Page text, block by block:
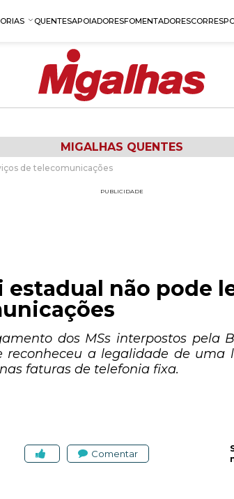
QUENTESAPOIADORESFOMENTADORES
MIGALHAS QUENTES
de telecomunicações
PUBLICIDADE
estadual não pode
dos MSs interpostos pela
reconheceu a legalidade de
faturas de telefonia fixa.
Comentar